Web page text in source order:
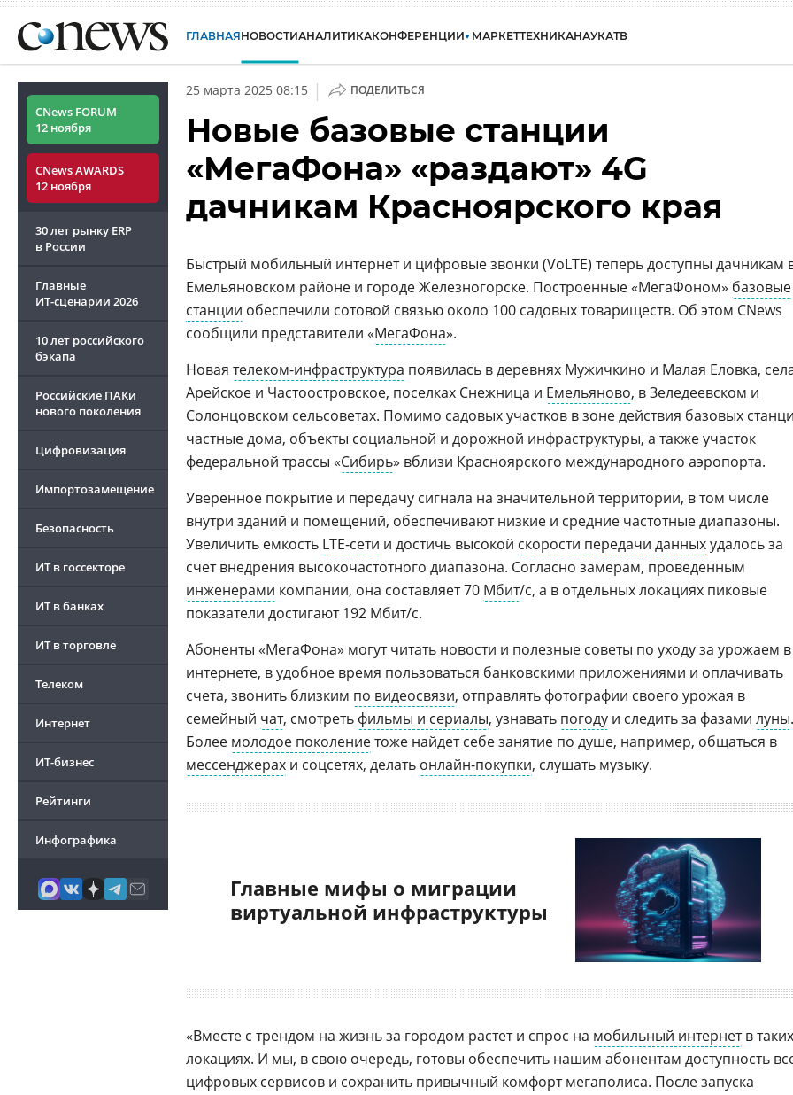
ГЛАВНАЯНОВОСТИАНАЛИТИКАКОНФЕРЕНЦИИ МАРКЕТТЕХНИКАНАУКАТВ
CNews FORUM
12 ноября
CNews AWARDS
12 ноября
30 лет рынку ERP
в России
Главные
ИТ-сценарии 2026
10 лет российского
бэкапа
Российские ПАКи
нового поколения
Цифровизация
Импортозамещение
Безопасность
ИТ в госсекторе
ИТ в банках
ИТ в торговле
Телеком
Интернет
ИТ-бизнес
Рейтинги
Инфографика
25 марта 2025 08:15 | ПОДЕЛИТЬСЯ
Новые базовые станции
«МегаФона» «раздают» 4G
дачникам Красноярского края
Быстрый мобильный интернет и цифровые звонки (VoLTE) теперь доступны дачникам
Емельяновском районе и городе Железногорске. Построенные «МегаФоном» базовые
станции обеспечили сотовой связью около 100 садовых товариществ. Об этом CNews
сообщили представители «МегаФона».
Новая телеком-инфраструктура появилась в деревнях Мужичкино и Малая Еловка,
Арейское и Частоостровское, поселках Снежница и Емельяново, в Зеледеевском и
Солонцовском сельсоветах. Помимо садовых участков в зоне действия базовых
частные дома, объекты социальной и дорожной инфраструктуры, а также участок
федеральной трассы «Сибирь» вблизи Красноярского международного аэропорта.
Уверенное покрытие и передачу сигнала на значительной территории, в том числе
внутри зданий и помещений, обеспечивают низкие и средние частотные диапазоны.
Увеличить емкость LTE-сети и достичь высокой скорости передачи данныхудалось за
счет внедрения высокочастотного диапазона. Согласно замерам, проведенным
инженерами компании, она составляет 70 Мбит/с, а в отдельных локациях пиковые
показатели достигают 192 Мбит/с.
Абоненты «МегаФона» могут читать новости и полезные советы по уходу за урожаем в
интернете, в удобное время пользоваться банковскими приложениями и оплачивать
счета, звонить близким по видеосвязи, отправлять фотографии своего урожая в
семейный чат, смотреть фильмы и сериалы, узнавать погоду и следить за фазами луны.
Более молодое поколениетоже найдет себе занятие по душе, например, общаться в
мессенджерах и соцсетях, делать онлайн-покупки, слушать музыку.
Главные мифы о миграции
виртуальной инфраструктуры
«Вместе с трендом на жизнь за городом растет и спрос на мобильный интернетв таких
локациях. И мы, в свою очередь, готовы обеспечить нашим абонентам доступность
цифровых сервисов и сохранить привычный комфорт мегаполиса. После запуска